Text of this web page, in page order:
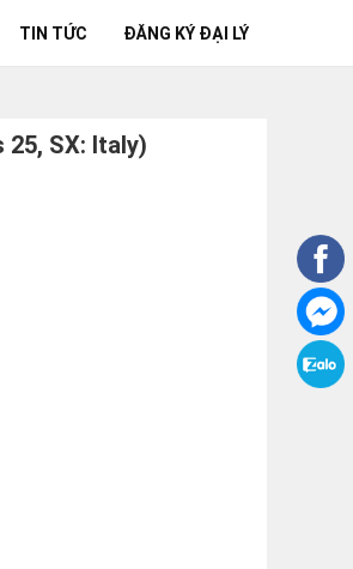
TIN TỨC ĐĂNG KÝ ĐẠI LÝ
25, SX: Italy)